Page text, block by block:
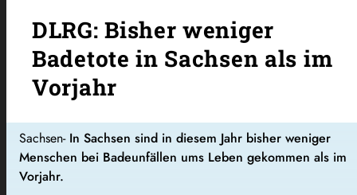
DLRG: Bisher weniger
Badetote in Sachsen als im
Vorjahr
Sachsen- In Sachsen sind in diesem Jahr bisher weniger
Menschen bei Badeunfällen ums Leben gekommen als im
Vorjahr.